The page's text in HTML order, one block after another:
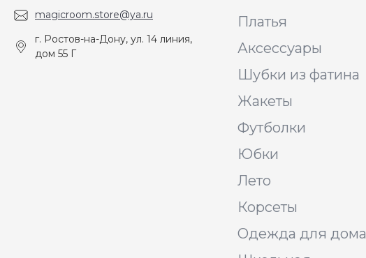
magicroom.store@ya.ru
г. Ростов-на-Дону, ул. 14 линия,
дом 55 Г
Платья
Аксессуары
Шубки из фатина
Жакеты
Футболки
Юбки
Лето
Корсеты
Одежда для дома